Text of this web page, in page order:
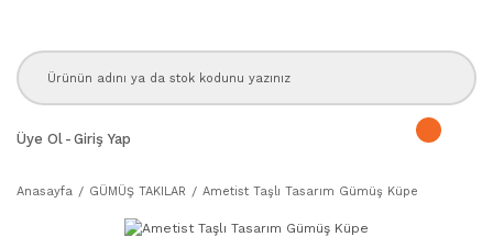
Üye Ol - Giriş Yap
Anasayfa GÜMÜŞ TAKILAR Ametist Taşlı Tasarım Gümüş Küpe